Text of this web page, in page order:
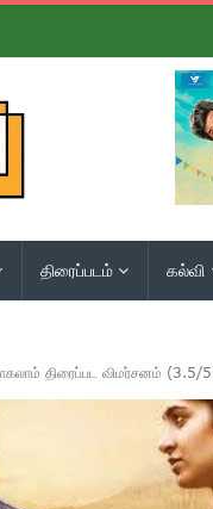
திரைப்படம் கல்வி
திரைப்பட விமர்சனம் (3.5/